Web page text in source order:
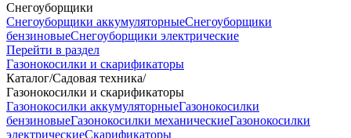
Снегоуборщики
Снегоуборщики аккумуляторныеСнегоуборщики
бензиновыеСнегоуборщики электрические
Перейти в раздел
Газонокосилки и скарификаторы
Каталог/Садовая техника/
Газонокосилки и скарификаторы
Газонокосилки аккумуляторныеГазонокосилки
бензиновыеГазонокосилки механическиеГазонокосилки
электрическиеСкарификаторы